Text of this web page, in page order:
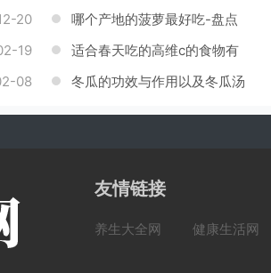
菜不能吃
20
哪个产地的菠萝最好吃-盘点
中国6个菠萝最好吃的地方
19
适合春天吃的高维c的食物有
哪些？
08
冬瓜的功效与作用以及冬瓜汤
怎么做好喝
友情链接
养生大全网 健康生活网